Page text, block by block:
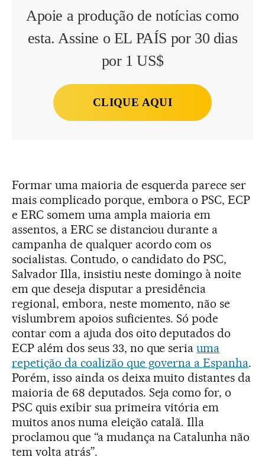
Apoie a produção de notícias como
esta. Assine o EL PAÍS por 30 dias
por 1 US$
CLIQUE AQUI
Formar uma maioria de esquerda parece ser
mais complicado porque, embora o PSC, ECP
e ERC somem uma ampla maioria em
assentos, a ERC se distanciou durante a
campanha de qualquer acordo com os
socialistas. Contudo, o candidato do PSC,
Salvador Illa, insistiu neste domingo à noite
em que deseja disputar a presidência
regional, embora, neste momento, não se
vislumbrem apoios suficientes. Só pode
contar com a ajuda dos oito deputados do
ECP além dos seus 33, no que seriauma
repetição da coalizão que governa a Espanha.
Porém, isso ainda os deixa muito distantes da
maioria de 68 deputados. Seja como for, o
PSC quis exibir sua primeira vitória em
muitos anos numa eleição catalã. Illa
proclamou que “a mudança na Catalunha não
tem volta atrás”.